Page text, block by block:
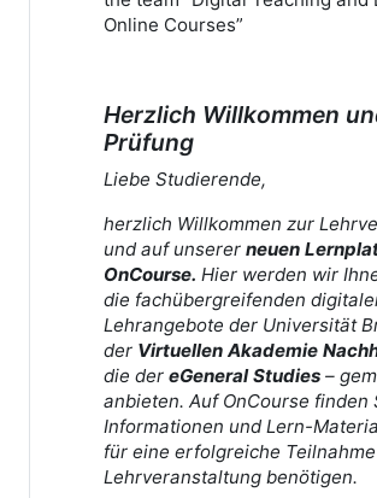
Online Courses”
Herzlich Willkommen
Prüfung
Liebe Studierende,
herzlich Willkommen zur
und auf unserer neuen
OnCourse. Hier werden wir
die fachübergreifenden
Lehrangebote der Universität
der Virtuellen Akademie
die der eGeneral Studies –
anbieten. Auf OnCourse finden
Informationen und Lern-
für eine erfolgreiche
Lehrveranstaltung benötigen.